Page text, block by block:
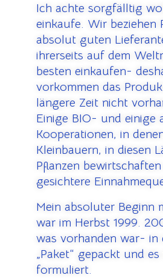
Ich achte sorgfälltig
einkaufe. Wir beziehen
absolut guten
ihrerseits auf dem
besten einkaufen-
vorkommen das
längere Zeit nicht
Einige BIO- und einige
Kooperationen, in
Kleinbauern, in diesen
Pflanzen
gesichtere
Mein absoluter Beginn
war im Herbst 1999.
was vorhanden war- in
„Paket“ gepackt und es
formuliert.